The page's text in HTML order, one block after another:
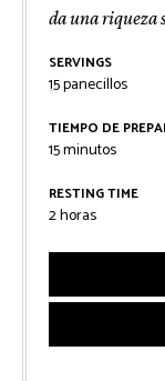
da una riqueza
SERVINGS
15panecillos
TIEMPO DE
15minutos
minutos
RESTING TIME
2horas
horas